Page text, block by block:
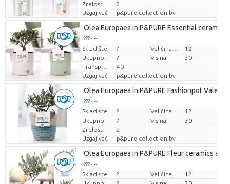
Zrelost
2
Uzgajivač
p&pure collection bv
Olea Europaea in P&PURE Essential ceramics
??? -,--
Cijena po komadu
Skladište ?
12
Ukupno:
? Visina
30
40
Uzgajivač
p&pure collection bv
Olea Europaea in P&PURE Fashionpot Valerie
??? -,--
Cijena po komadu
Skladište ?
12
Ukupno:
? Visina
30
Zrelost
2
Uzgajivač
p&pure collection bv
Olea Europaea in P&PURE Fleur ceramics ass.
??? -,--
Cijena po komadu
Skladište ?
12